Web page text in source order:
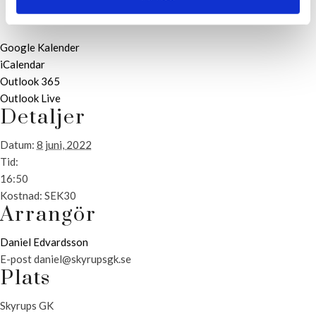
Google Kalender
iCalendar
Outlook 365
Outlook Live
Detaljer
Datum: 8 juni, 2022
Tid:
16:50
Kostnad: SEK30
Arrangör
Daniel Edvardsson
E-postdaniel@skyrupsgk.se
Plats
Skyrups GK